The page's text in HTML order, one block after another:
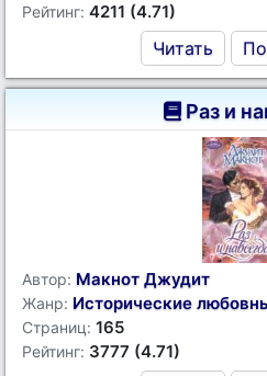
Рейтинг: 4211 (4.71)
Читать
Раз и
Автор: Макнот Джудит
Жанр: Исторические
Страниц: 165
Рейтинг: 3777 (4.71)